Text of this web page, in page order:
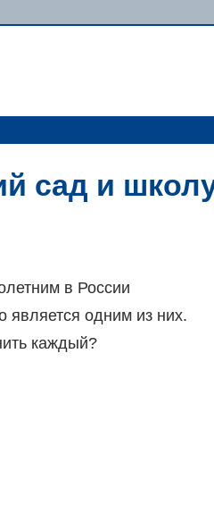
сад и
в России
является одним из них.
каждый?